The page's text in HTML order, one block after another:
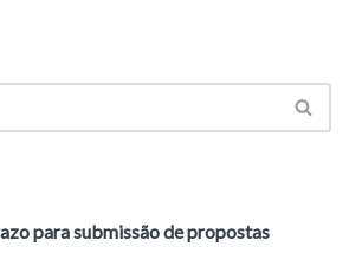
para submissão de propostas